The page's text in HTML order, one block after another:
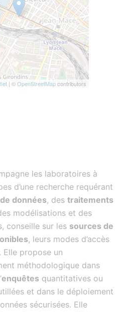
| ©OpenStreetMapcontributors
les laboratoires à
d’une recherche requérant
données, des traitements
modélisations et des
conseille sur les sources de
, leurs modes d’accès
Elle propose un
méthodologique dans
enquêtes quantitatives ou
et dans le déploiement
sécurisées. Elle